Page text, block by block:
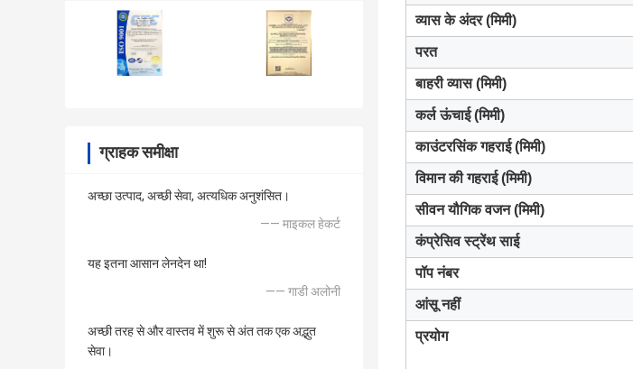
ग्राहक समीक्षा
अच्छा उत्पाद, अच्छी सेवा, अत्यधिक अनुशंसित।
—— माइकल हेकर्ट
यह इतना आसान लेनदेन था!
—— गाडी अलोनी
अच्छी तरह से और वास्तव में शुरू से अंत तक एक अद्भुत
सेवा।
व्यास के अंदर (मिमी)
परत
बाहरी व्यास (मिमी)
कर्ल ऊंचाई (मिमी)
काउंटरसिंक गहराई (मिमी)
विमान की गहराई (मिमी)
सीवन यौगिक वजन (मिमी)
कंप्रेसिव स्ट्रेंथ साई
पॉप नंबर
आंसू नहीं
प्रयोग